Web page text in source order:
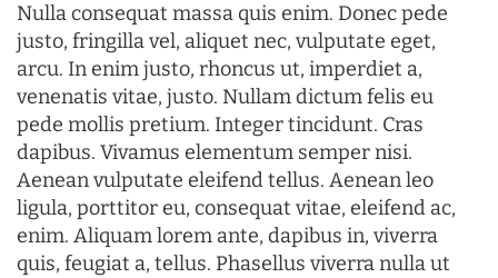
Nulla consequat massa quis enim. Donec pede
justo, fringilla vel, aliquet nec, vulputate eget,
arcu. In enim justo, rhoncus ut, imperdiet a,
venenatis vitae, justo. Nullam dictum felis eu
pede mollis pretium. Integer tincidunt. Cras
dapibus. Vivamus elementum semper nisi.
Aenean vulputate eleifend tellus. Aenean leo
ligula, porttitor eu, consequat vitae, eleifend ac,
enim. Aliquam lorem ante, dapibus in, viverra
quis, feugiat a, tellus. Phasellus viverra nulla ut